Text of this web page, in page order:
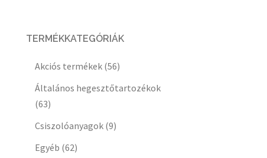
TERMÉKKATEGÓRIÁK
Akciós termékek (56)
Általános hegesztőtartozékok
(63)
Csiszolóanyagok (9)
Egyéb (62)